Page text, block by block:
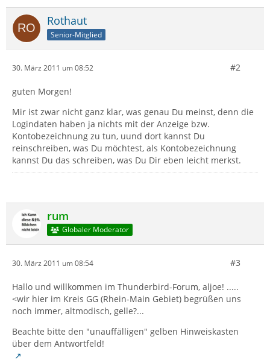
Rothaut
Senior-Mitglied
30. März 2011 um 08:52 #2
guten Morgen!
Mir ist zwar nicht ganz klar, was genau Du meinst, denn die
Logindaten haben ja nichts mit der Anzeige bzw.
Kontobezeichnung zu tun, uund dort kannst Du
reinschreiben, was Du möchtest, als Kontobezeichnung
kannst Du das schreiben, was Du Dir eben leicht merkst.
rum
Globaler Moderator
30. März 2011 um 08:54 #3
Hallo und willkommen im Thunderbird-Forum, aljoe! .....
<wir hier im Kreis GG (Rhein-Main Gebiet) begrüßen uns
noch immer, altmodisch, gelle?...
Beachte bitte den "unauffälligen" gelben Hinweiskasten
über dem Antwortfeld!